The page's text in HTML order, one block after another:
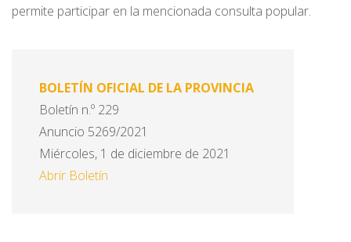
permite participar en la mencionada consulta popular.
BOLETÍN OFICIAL DE LA PROVINCIA
Boletín n.º 229
Anuncio 5269/2021
Miércoles, 1 de diciembre de 2021
Abrir Boletín